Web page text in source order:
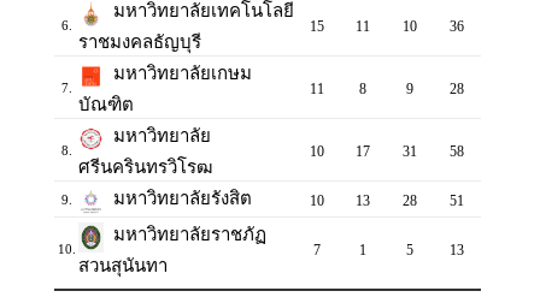
6.
มหาวิทยาลัยเทคโนโลยี
ราชมงคลธัญบุรี
15 11 10 36
7.
มหาวิทยาลัยเกษม
บัณฑิต
11 8 9 28
8.
มหาวิทยาลัย
ศรีนครินทรวิโรฒ
10 17 31 58
9. มหาวิทยาลัยรังสิต 10 13 28 51
10.
มหาวิทยาลัยราชภัฏ
สวนสุนันทา
7 1 5 13